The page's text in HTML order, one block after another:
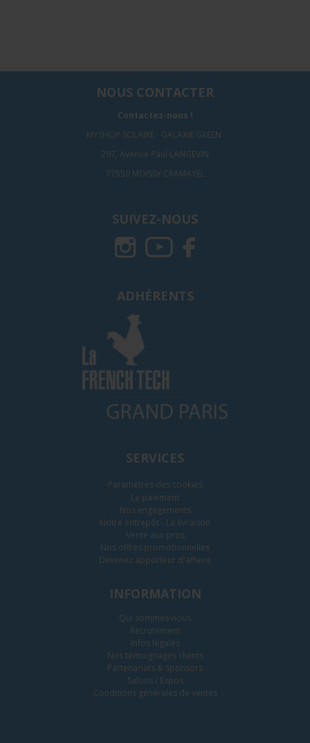
NOUS CONTACTER
Contactez-nous !
MYSHOP SOLAIRE - GALAXIE GREEN
297, Avenue Paul LANGEVIN
77550 MOISSY CRAMAYEL
SUIVEZ-NOUS
ADHÉRENTS
SERVICES
Paramètres des cookies
Le paiement
Nos engagements
Notre entrepôt - La livraison
Vente aux pros
Nos offres promotionnelles
Devenez apporteur d'affaire
INFORMATION
Qui sommes-nous
Recrutement
Infos légales
Nos témoignages clients
Partenariats & Sponsors
Salons / Expos
Conditions générales de ventes